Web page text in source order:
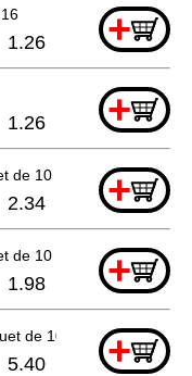
+
1.26
+
1.26
de 10 +
2.34
de 10 +
1.98
de 10 +
5.40